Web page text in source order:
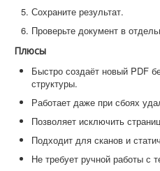
Сохраните результат.
Проверьте документ в
Плюсы
Быстро создаёт новый PDF
структуры.
Работает даже при сбоях
Позволяет исключить
Подходит для сканов и
Не требует ручной работы с